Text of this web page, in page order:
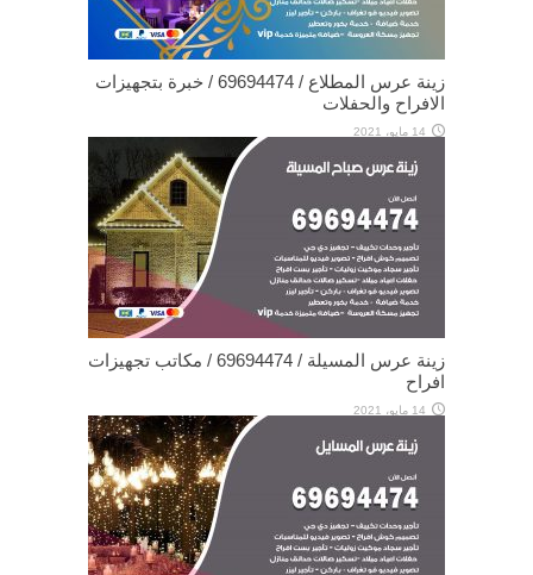
زينة عرس المطلاع / 69694474 / خبرة بتجهيزات
الافراح والحفلات
14 مايو، 2021
زينة عرس المسيلة / 69694474 / مكاتب تجهيزات
افراح
14 مايو، 2021